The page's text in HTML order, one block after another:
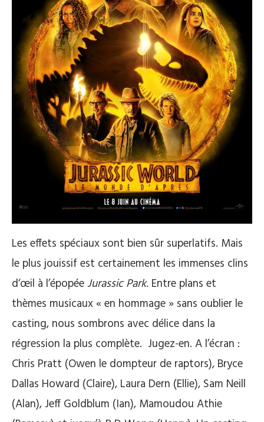
Les effets spéciaux sont bien sûr superlatifs. Mais
le plus jouissif est certainement les immenses clins
d‘œil à l’épopéeJurassic Park. Entre plans et
thèmes musicaux « en hommage » sans oublier le
casting, nous sombrons avec délice dans la
régression la plus complète. Jugez-en. A l’écran :
Chris Pratt (Owen le dompteur de raptors), Bryce
Dallas Howard (Claire), Laura Dern (Ellie), Sam Neill
(Alan), Jeff Goldblum (Ian), Mamoudou Athie